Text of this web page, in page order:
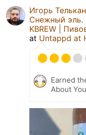
Игорь
Снежный эль.
KBREW |
at Untappd at
Earned
About